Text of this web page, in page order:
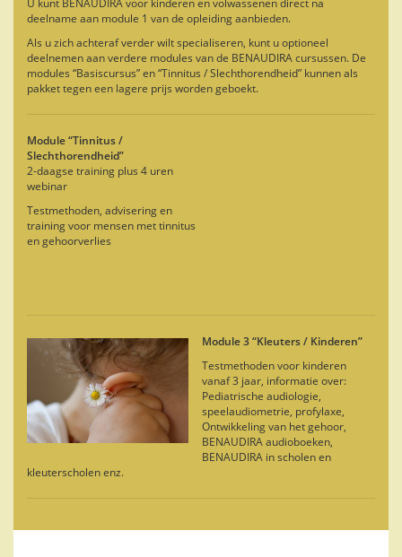
U kunt BENAUDIRA voor kinderen en volwassenen direct na
deelname aan module 1 van de opleiding aanbieden.
Als u zich achteraf verder wilt specialiseren, kunt u optioneel
deelnemen aan verdere modules van de BENAUDIRA cursussen. De
modules “Basiscursus” en “Tinnitus / Slechthorendheid” kunnen als
pakket tegen een lagere prijs worden geboekt.
Module “Tinnitus /
Slechthorendheid”
2-daagse training plus 4 uren
webinar
Testmethoden, advisering en
training voor mensen met tinnitus
en gehoorverlies
Module 3 “Kleuters / Kinderen”
Testmethoden voor kinderen
vanaf 3 jaar, informatie over:
Pediatrische audiologie,
speelaudiometrie, profylaxe,
Ontwikkeling van het gehoor,
BENAUDIRA audioboeken,
BENAUDIRA in scholen en
kleuterscholen enz.